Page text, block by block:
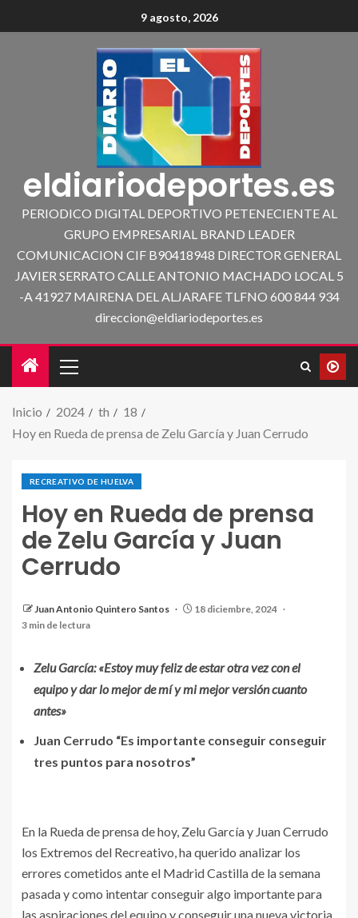
9 agosto, 2026
eldiariodeportes.es
PERIODICO DIGITAL DEPORTIVO PETENECIENTE AL
GRUPO EMPRESARIAL BRAND LEADER
COMUNICACION CIF B90418948 DIRECTOR GENERAL
JAVIER SERRATO CALLE ANTONIO MACHADO LOCAL 5
-A 41927 MAIRENA DEL ALJARAFE TLFNO 600 844 934
direccion@eldiariodeportes.es
Inicio 2024 th
18
Hoy en Rueda de prensa de Zelu García y Juan Cerrudo
RECREATIVO DE HUELVA
Hoy en Rueda de prensa
de Zelu García y Juan
Cerrudo
Juan Antonio Quintero Santos
18 diciembre, 2024
3 min de lectura
Zelu García y Juan Cerrudo
Zelu García: «Estoy muy feliz de estar otra vez con el
equipo y dar lo mejor de mí y mi mejor versión cuanto
antes»
Juan Cerrudo “Es importante conseguir conseguir
tres puntos para nosotros”
En la Rueda de prensa de hoy, Zelu García y Juan Cerrudo
los Extremos del Recreativo, ha querido analizar los
errores cometidos ante el Madrid Castilla de la semana
pasada y como intentar conseguir algo importante para
las aspiraciones del equipo y conseguir una nueva victoria